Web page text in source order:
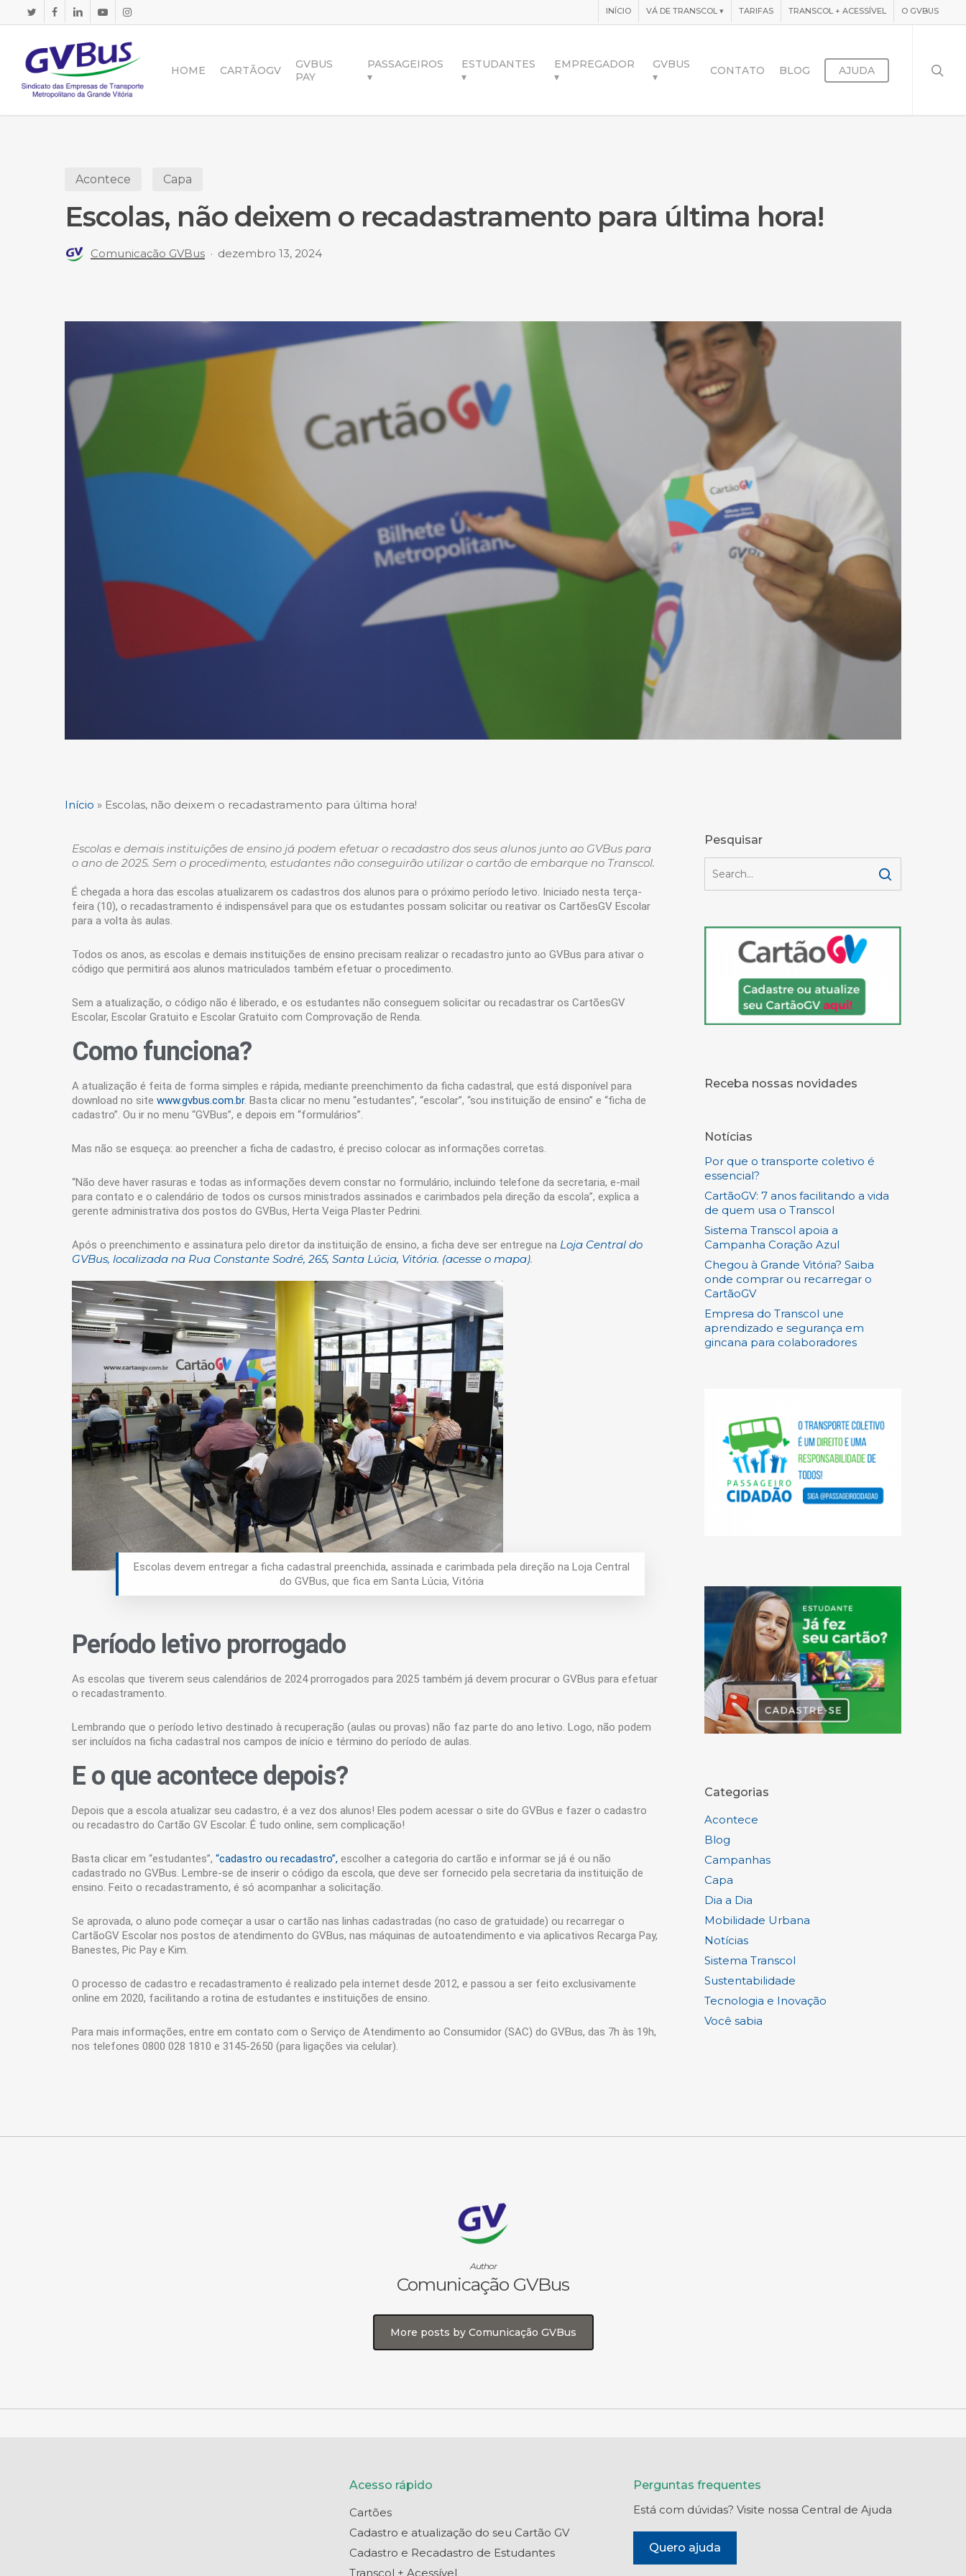
content
INÍCIO VÁ DE TRANSCOL ▾ TARIFAS TRANSCOL + ACESSÍVEL O GVBUS
HOME CARTÃOGV
GVBUS
PAY
PASSAGEIROS
▾
ESTUDANTES
▾
EMPREGADOR
▾
GVBUS
▾
CONTATO BLOG AJUDA
Acontece Capa
Escolas, não deixem o recadastramento para última hora!
Comunicação GVBus dezembro 13, 2024
Início » Escolas, não deixem o recadastramento para última hora!
Escolas e demais instituições de ensino já podem efetuar o recadastro dos seus alunos junto ao GVBus para
o ano de 2025. Sem o procedimento, estudantes não conseguirão utilizar o cartão de embarque no Transcol.
É chegada a hora das escolas atualizarem os cadastros dos alunos para o próximo período letivo. Iniciado nesta terça-
feira (10), o recadastramento é indispensável para que os estudantes possam solicitar ou reativar os CartõesGV Escolar
para a volta às aulas.
Todos os anos, as escolas e demais instituições de ensino precisam realizar o recadastro junto ao GVBus para ativar o
código que permitirá aos alunos matriculados também efetuar o procedimento.
Sem a atualização, o código não é liberado, e os estudantes não conseguem solicitar ou recadastrar os CartõesGV
Escolar, Escolar Gratuito e Escolar Gratuito com Comprovação de Renda.
Como funciona?
A atualização é feita de forma simples e rápida, mediante preenchimento da ficha cadastral, que está disponível para
download no site www.gvbus.com.br. Basta clicar no menu “estudantes”, “escolar”, “sou instituição de ensino” e “ficha de
cadastro”. Ou ir no menu “GVBus”, e depois em “formulários”.
Mas não se esqueça: ao preencher a ficha de cadastro, é preciso colocar as informações corretas.
“Não deve haver rasuras e todas as informações devem constar no formulário, incluindo telefone da secretaria, e-mail
para contato e o calendário de todos os cursos ministrados assinados e carimbados pela direção da escola”, explica a
gerente administrativa dos postos do GVBus, Herta Veiga Plaster Pedrini.
Após o preenchimento e assinatura pelo diretor da instituição de ensino, a ficha deve ser entregue na Loja Central do
GVBus, localizada na Rua Constante Sodré, 265, Santa Lúcia, Vitória. (acesse o mapa).
Escolas devem entregar a ficha cadastral preenchida, assinada e carimbada pela direção na Loja Central
do GVBus, que fica em Santa Lúcia, Vitória
Período letivo prorrogado
As escolas que tiverem seus calendários de 2024 prorrogados para 2025 também já devem procurar o GVBus para efetuar
o recadastramento.
Lembrando que o período letivo destinado à recuperação (aulas ou provas) não faz parte do ano letivo. Logo, não podem
ser incluídos na ficha cadastral nos campos de início e término do período de aulas.
E o que acontece depois?
Depois que a escola atualizar seu cadastro, é a vez dos alunos! Eles podem acessar o site do GVBus e fazer o cadastro
ou recadastro do Cartão GV Escolar. É tudo online, sem complicação!
Basta clicar em “estudantes”, “cadastro ou recadastro”, escolher a categoria do cartão e informar se já é ou não
cadastrado no GVBus. Lembre-se de inserir o código da escola, que deve ser fornecido pela secretaria da instituição de
ensino. Feito o recadastramento, é só acompanhar a solicitação.
Se aprovada, o aluno pode começar a usar o cartão nas linhas cadastradas (no caso de gratuidade) ou recarregar o
CartãoGV Escolar nos postos de atendimento do GVBus, nas máquinas de autoatendimento e via aplicativos Recarga Pay,
Banestes, Pic Pay e Kim.
O processo de cadastro e recadastramento é realizado pela internet desde 2012, e passou a ser feito exclusivamente
online em 2020, facilitando a rotina de estudantes e instituições de ensino.
Para mais informações, entre em contato com o Serviço de Atendimento ao Consumidor (SAC) do GVBus, das 7h às 19h,
nos telefones 0800 028 1810 e 3145-2650 (para ligações via celular).
Pesquisar
Receba nossas novidades
Notícias
Por que o transporte coletivo é
essencial?
CartãoGV: 7 anos facilitando a vida
de quem usa o Transcol
Sistema Transcol apoia a
Campanha Coração Azul
Chegou à Grande Vitória? Saiba
onde comprar ou recarregar o
CartãoGV
Empresa do Transcol une
aprendizado e segurança em
gincana para colaboradores
Categorias
Acontece
Blog
Campanhas
Capa
Dia a Dia
Mobilidade Urbana
Notícias
Sistema Transcol
Sustentabilidade
Tecnologia e Inovação
Você sabia
Author
Comunicação GVBus
More posts by Comunicação GVBus
Acesso rápido
Cartões
Cadastro e atualização do seu Cartão GV
Cadastro e Recadastro de Estudantes
Transcol + Acessível
Perguntas frequentes
Está com dúvidas? Visite nossa Central de Ajuda
Quero ajuda